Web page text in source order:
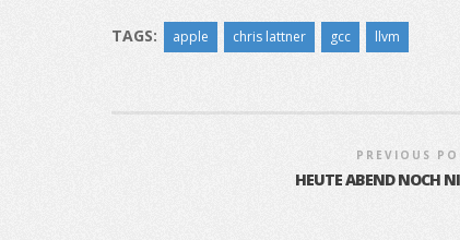
TAGS: apple chris lattner gcc llvm
PREVIOUS
HEUTE ABEND NOCH